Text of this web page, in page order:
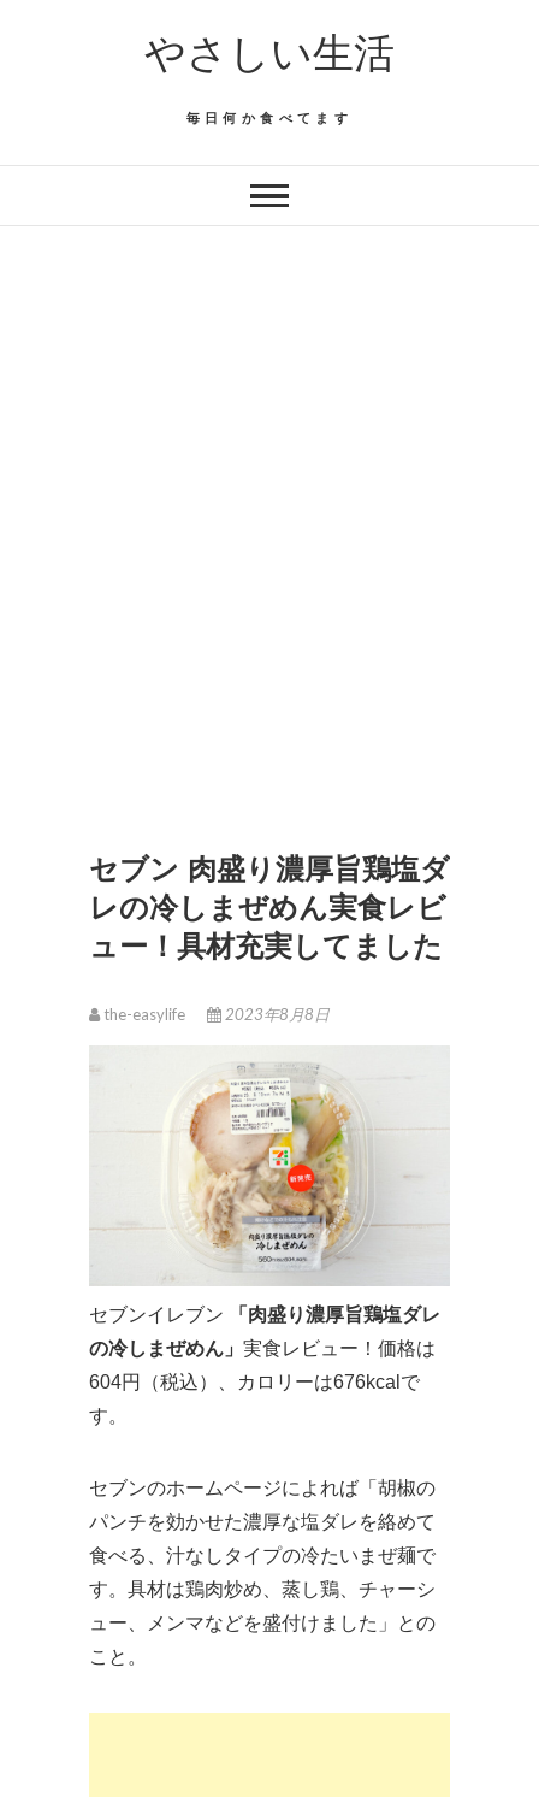
やさしい生活
毎日何か食べてます
セブン 肉盛り濃厚旨鶏塩ダ
レの冷しまぜめん実食レビ
ュー！具材充実してました
the-easylife 2023年8月8日
セブンイレブン 「肉盛り濃厚旨鶏塩ダレ
の冷しまぜめん」 実食レビュー！価格は
604円（税込）、カロリーは676kcalで
す。
セブンのホームページによれば「胡椒の
パンチを効かせた濃厚な塩ダレを絡めて
食べる、汁なしタイプの冷たいまぜ麺で
す。具材は鶏肉炒め、蒸し鶏、チャーシ
ュー、メンマなどを盛付けました」との
こと。